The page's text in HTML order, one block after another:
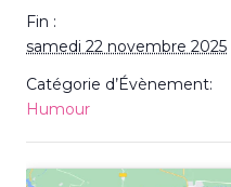
Fin :
samedi 22 novembre 2025
Catégorie d’Évènement:
Humour